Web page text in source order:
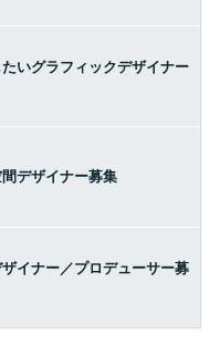
いグラフィックデザイナー
デザイナー募集
イナー／プロデューサー募